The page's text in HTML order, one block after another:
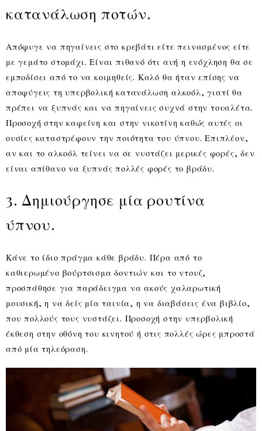
κατανάλωση ποτών.
Απόφυγε να πηγαίνεις στο κρεβάτι είτε πεινασμένος είτε
με γεμάτο στομάχι. Είναι πιθανό ότι αυή η ενόχληση θα σε
εμποδίσει από το να κοιμηθείς. Καλό θα ήταν επίσης να
αποφύγεις τη υπερβολική κατανάλωση αλκοόλ, γιατί θα
πρέπει να ξυπνάς και να πηγαίνεις συχνά στην τουαλέτα.
Προσοχή στην καφείνη και στην νικοτίνη καθώς αυτές οι
ουσίες καταστρέφουν την ποιότητα του ύπνου. Επιπλέον,
αν και το αλκοόλ τείνει να σε νυστάζει μερικές φορές, δεν
είναι απίθανο να ξυπνάς πολλές φορές το βράδυ.
3. Δημιούργησε μία ρουτίνα
ύπνου.
Κάνε το ίδιο πράγμα κάθε βράδυ. Πέρα από το
καθιερωμένο βούρτσισμα δοντιών και το ντουζ,
προσπάθησε για παράδειγμα να ακούς χαλαρωτική
μουσική, η να δείς μία ταινία, η να διαβάσεις ένα βιβλίο,
που πολλούς τους νυστάζει. Προσοχή στην υπερβολική
έκθεση στην οθόνη του κινητού ή στις πολλές ώρες μπροστά
από μία τηλεόραση.